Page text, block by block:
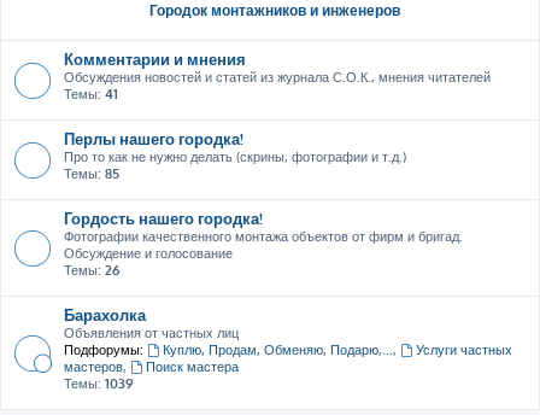
Городок монтажников и инженеров
Комментарии и мнения
Обсуждения новостей и статей из журнала С.О.К., мнения читателей
Темы: 41
Перлы нашего городка!
Про то как не нужно делать (скрины, фотографии и т.д.)
Темы: 85
Гордость нашего городка!
Фотографии качественного монтажа объектов от фирм и бригад.
Обсуждение и голосование
Темы: 26
Барахолка
Объявления от частных лиц
Подфорумы:
Куплю, Продам, Обменяю, Подарю,...,
Услуги частных
мастеров,
Поиск мастера
Темы: 1039